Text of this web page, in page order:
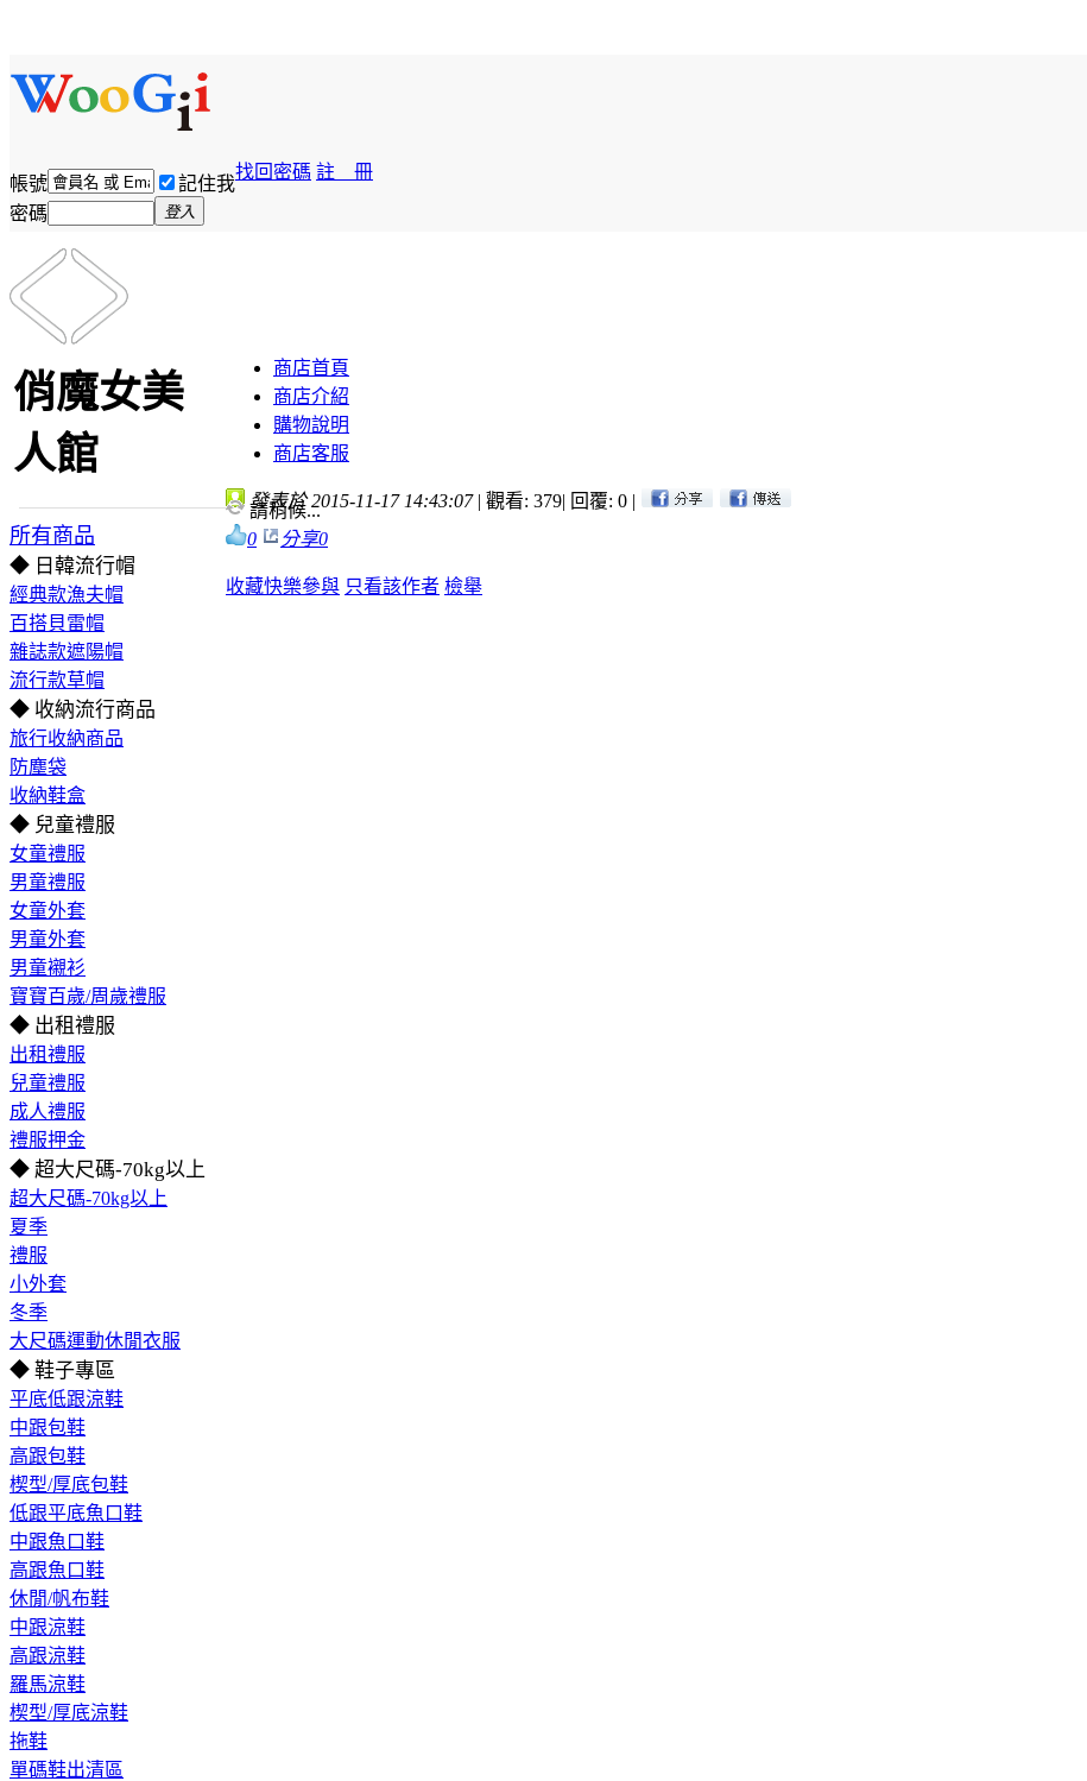
帳號 記住我
找回密碼 註 冊
密碼 登入
俏魔女美
人館
所有商品
◆ 日韓流行帽
經典款漁夫帽
百搭貝雷帽
雜誌款遮陽帽
流行款草帽
◆ 收納流行商品
旅行收納商品
防塵袋
收納鞋盒
◆ 兒童禮服
女童禮服
男童禮服
女童外套
男童外套
男童襯衫
寶寶百歲/周歲禮服
◆ 出租禮服
出租禮服
兒童禮服
成人禮服
禮服押金
◆ 超大尺碼-70kg以上
超大尺碼-70kg以上
夏季
禮服
小外套
冬季
大尺碼運動休閒衣服
◆ 鞋子專區
平底低跟涼鞋
中跟包鞋
高跟包鞋
楔型/厚底包鞋
低跟平底魚口鞋
中跟魚口鞋
高跟魚口鞋
休閒/帆布鞋
中跟涼鞋
高跟涼鞋
羅馬涼鞋
楔型/厚底涼鞋
拖鞋
單碼鞋出清區
商店首頁
商店介紹
購物說明
商店客服
發表於 2015-11-17 14:43:07 | 觀看: 379| 回覆: 0 |
請稍候...
0
分享0
收藏快樂參與 只看該作者 檢舉